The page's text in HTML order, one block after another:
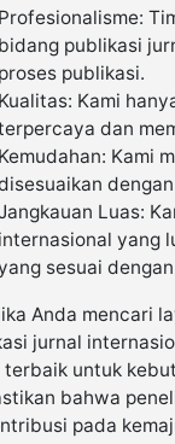
Profesionalisme:
bidang publikasi
proses publikasi.
Kualitas: Kami
dan
Kemudahan: Kami
Luas:
internasional yang
sesuai
Anda mencari
jurnal
terbaik untuk
bahwa
pada